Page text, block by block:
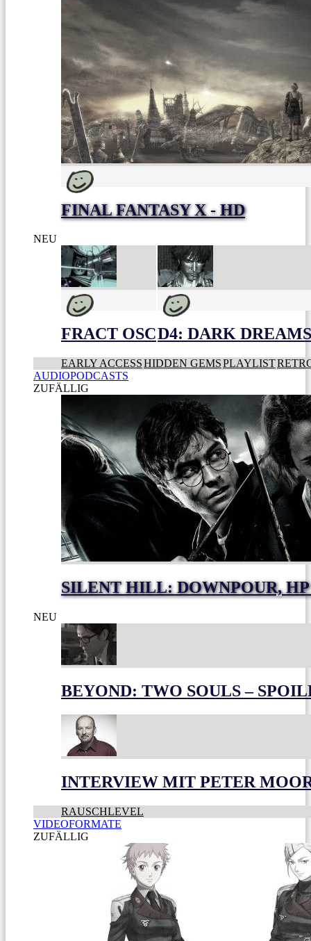
FINAL FANTASY X - HD
NEU
FRACT OSCD4: DARK
EARLY ACCESSHIDDEN GEMSPLAYLIST
AUDIOPODCASTS
ZUFÄLLIG
SILENT HILL: DOWNPOUR,
NEU
BEYOND: TWO SOULS –
INTERVIEW MIT PETER
RAUSCHLEVEL
VIDEOFORMATE
ZUFÄLLIG